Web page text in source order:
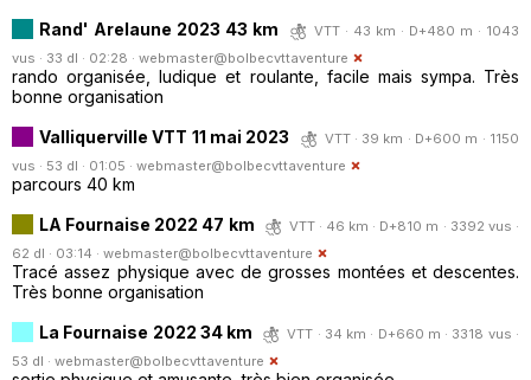
Rand' Arelaune 2023 43 km
VTT · 43 km · D+480 m · 1043
vus · 33 dl · 02:28 · webmaster@bolbecvttaventure
rando organisée, ludique et roulante, facile mais sympa. Très
bonne organisation
Valliquerville VTT 11 mai 2023
VTT · 39 km · D+600 m · 1150
vus · 53 dl · 01:05 · webmaster@bolbecvttaventure
parcours 40 km
LA Fournaise 2022 47 km
VTT · 46 km · D+810 m · 3392 vus ·
62 dl · 03:14 · webmaster@bolbecvttaventure
Tracé assez physique avec de grosses montées et descentes.
Très bonne organisation
La Fournaise 2022 34 km
VTT · 34 km · D+660 m · 3318 vus ·
53 dl · webmaster@bolbecvttaventure